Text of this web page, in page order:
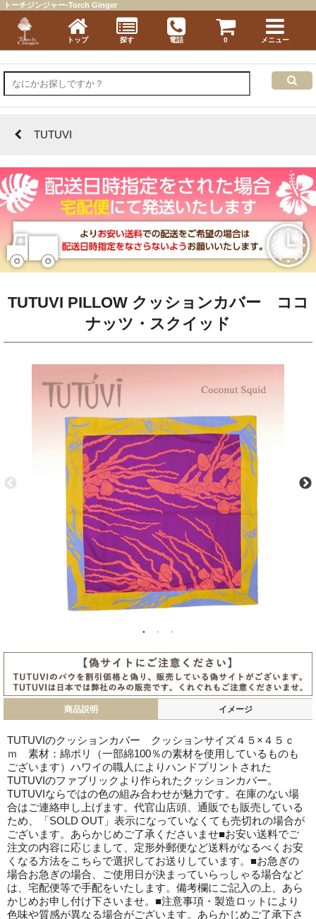
TUTUVI
TUTUVI PILLOW クッションカバー ココ
ナッツ・スクイッド
商品説明 イメージ
TUTUVIのクッションカバー クッションサイズ４５×４５ｃ
ｍ 素材：綿ポリ（一部綿100％の素材を使用しているものも
ございます）ハワイの職人によりハンドプリントされた
TUTUVIのファブリックより作られたクッションカバー。
TUTUVIならではの色の組み合わせが魅力です。在庫のない場
合はご連絡申し上げます。代官山店頭、通販でも販売している
ため、「SOLD OUT」表示になっていなくても売切れの場合が
ございます。あらかじめご了承くださいませ■お安い送料でご
注文の内容に応じまして、定形外郵便など送料がなるべくお安
くなる方法をこちらで選択してお送りしています。■お急ぎの
場合お急ぎの場合、ご使用日が決まっていらっしゃる場合など
は、宅配便等で手配をいたします。備考欄にご記入の上、あら
かじめお申し付け下さいませ。■注意事項・製造ロットにより
色味や質感が異なる場合がございます。あらかじめご了承下さ
トーチジンジャー-Torch Ginger
トップ 探す 電話 0 メニュー